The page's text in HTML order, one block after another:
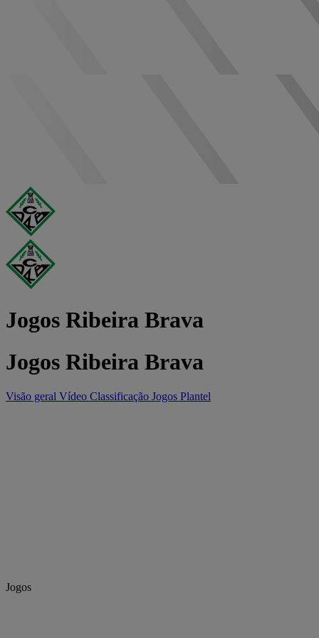
Jogos Ribeira Brava
Jogos Ribeira Brava
Visão geral Vídeo Classificação Jogos Plantel
Jogos